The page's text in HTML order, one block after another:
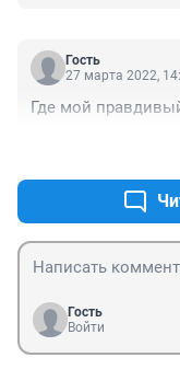
Гость
27 марта 2022,
Где мой
Гость
Войти